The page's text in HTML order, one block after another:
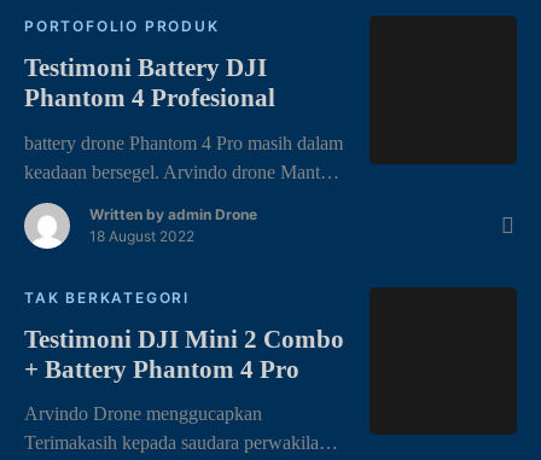
jual diberbagai media seperti,
lainnya.. Setelah itu tertarik untuk
mengambilnya. Semoga barangnya
bermanfaat selalu ya pak.. 🙂 Dronenya
mantap 🙂
PORTOFOLIO PRODUK
Testimoni Battery DJI
Phantom 4 Profesional
battery drone Phantom 4 Pro masih dalam
keadaan bersegel. Arvindo drone Mantap
🙂 . Ungkapan rasa terimaksih kepada Pt.
Berca Buana Sakti yang telah membeli
Arvindo Drone Semoga barangnya awet
dan lainnya.
Written by admin Drone
18 August 2022
TAK BERKATEGORI
Testimoni DJI Mini 2 Combo
+ Battery Phantom 4 Pro
Arvindo Drone menggucapkan
Terimakasih kepada saudara perwakilan